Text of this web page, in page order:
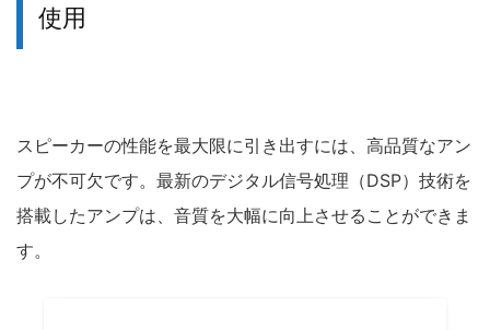
使用
スピーカーの性能を最大限に引き出すには、高品質なアン
プが不可欠です。最新のデジタル信号処理（DSP）技術を
搭載したアンプは、音質を大幅に向上させることができま
す。